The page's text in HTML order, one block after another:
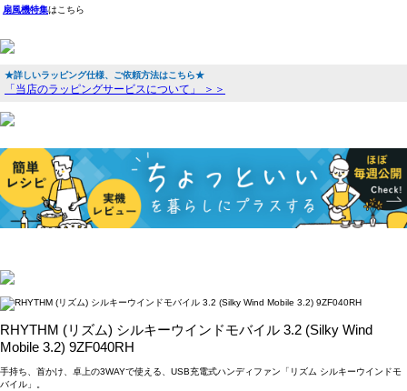
扇風機特集はこちら
★詳しいラッピング仕様、ご依頼方法はこちら★
「当店のラッピングサービスについて」 ＞＞
RHYTHM (リズム) シルキーウインドモバイル 3.2 (Silky Wind
Mobile 3.2) 9ZF040RH
手持ち、首かけ、卓上の3WAYで使える、USB充電式ハンディファン「リズム シルキーウインドモ
バイル」。